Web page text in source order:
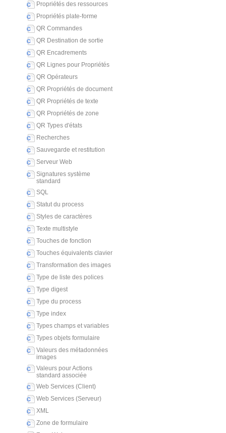
Propriétés des ressources
Propriétés plate-forme
QR Commandes
QR Destination de sortie
QR Encadrements
QR Lignes pour Propriétés
QR Opérateurs
QR Propriétés de document
QR Propriétés de texte
QR Propriétés de zone
QR Types d'états
Recherches
Sauvegarde et restitution
Serveur Web
Signatures système
standard
SQL
Statut du process
Styles de caractères
Texte multistyle
Touches de fonction
Touches équivalents clavier
Transformation des images
Type de liste des polices
Type digest
Type du process
Type index
Types champs et variables
Types objets formulaire
Valeurs des métadonnées
images
Valeurs pour Actions
standard associée
Web Services (Client)
Web Services (Serveur)
XML
Zone de formulaire